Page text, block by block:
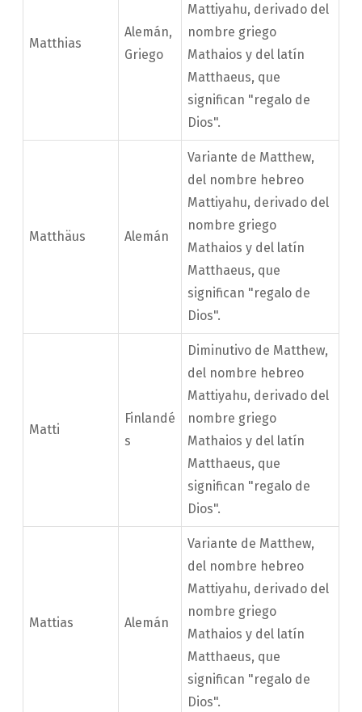
Matthias
Alemán,
Griego
Mattiyahu, derivado del
nombre griego
Mathaios y del latín
Matthaeus, que
significan "regalo de
Dios".
Matthäus Alemán
Variante de Matthew,
del nombre hebreo
Mattiyahu, derivado del
nombre griego
Mathaios y del latín
Matthaeus, que
significan "regalo de
Dios".
Matti
Finlandé
s
Diminutivo de Matthew,
del nombre hebreo
Mattiyahu, derivado del
nombre griego
Mathaios y del latín
Matthaeus, que
significan "regalo de
Dios".
Mattias Alemán
Variante de Matthew,
del nombre hebreo
Mattiyahu, derivado del
nombre griego
Mathaios y del latín
Matthaeus, que
significan "regalo de
Dios".